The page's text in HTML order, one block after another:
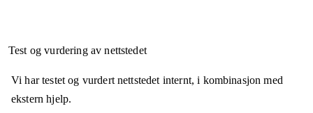
Test og vurdering av nettstedet
Vi har testet og vurdert nettstedet internt, i kombinasjon med
ekstern hjelp.